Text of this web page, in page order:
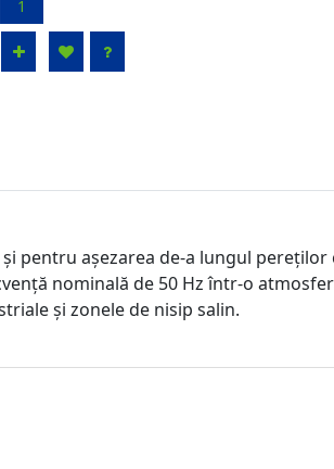
pentru așezarea de-a lungul
nominală de 50 Hz într-o
și zonele de nisip salin.